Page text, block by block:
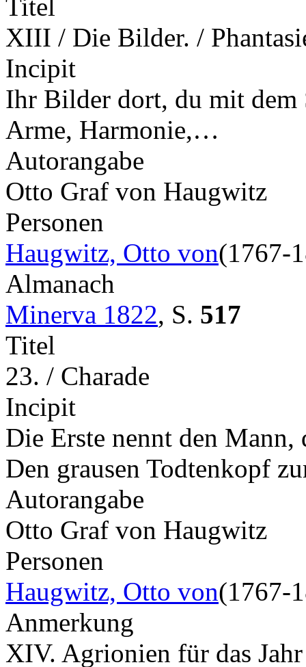
Titel
XIII / Die Bilder. /
Incipit
Ihr Bilder dort, du mit dem
Arme, Harmonie,…
Autorangabe
Otto Graf von Haugwitz
Personen
Haugwitz, Otto von(1767-
Almanach
Minerva 1822, S. 517
Titel
23. / Charade
Incipit
Die Erste nennt den
Den grausen Todtenkopf
Autorangabe
Otto Graf von Haugwitz
Personen
Haugwitz, Otto von(1767-
Anmerkung
XIV. Agrionien für das